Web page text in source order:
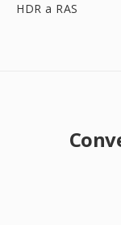
HDR a RAS